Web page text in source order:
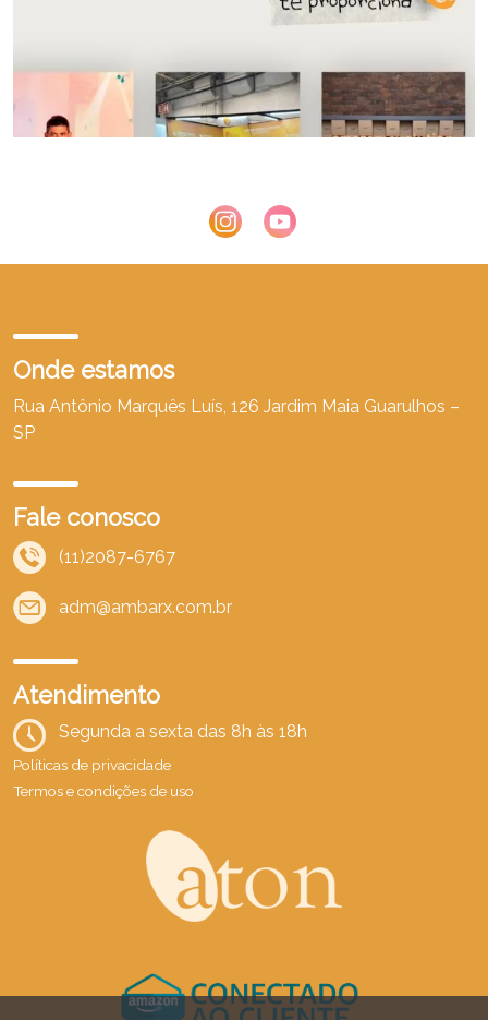
Onde estamos
Rua Antônio Marquês Luís, 126 Jardim Maia Guarulhos –
SP
Fale conosco
(11)2087-6767
adm@ambarx.com.br
Atendimento
Segunda a sexta das 8h às 18h
Políticas de privacidade
Termos e condições de uso